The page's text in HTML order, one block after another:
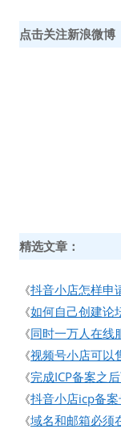
点击关注新浪微博
精选文章：
《抖音小店怎样申
《如何自己创建论
《同时一万人在线
《视频号小店可以
《完成ICP备案之
《抖音小店icp备
《域名和邮箱必须